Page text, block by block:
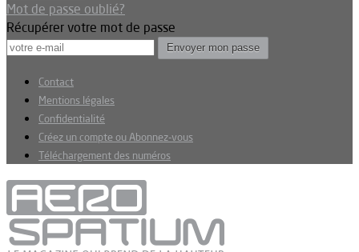
Mot de passe oublié?
Récupérer votre mot de passe
Contact
Mentions légales
Confidentialité
Créez un compte ou Abonnez-vous
Téléchargement des numéros